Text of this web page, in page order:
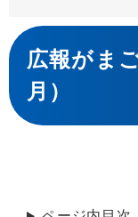
本
文
広報がま
月）